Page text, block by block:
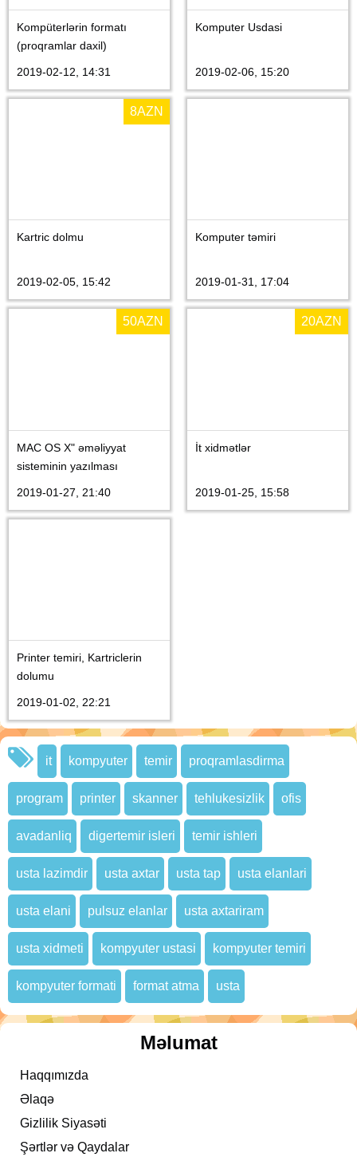
Kompüterlərin formatı
(proqramlar daxil)
2019-02-12, 14:31
Komputer Usdasi
2019-02-06, 15:20
8AZN
Kartric dolmu
2019-02-05, 15:42
Komputer təmiri
2019-01-31, 17:04
50AZN
MAC OS X" əməliyyat
sisteminin yazılması
2019-01-27, 21:40
20AZN
İt xidmətlər
2019-01-25, 15:58
Printer temiri, Kartriclerin
dolumu
2019-01-02, 22:21
it kompyuter temir proqramlasdirma
program printer skanner tehlukesizlik ofis
avadanliq digertemir isleri temir ishleri
usta lazimdir usta axtar usta tap usta elanlari
usta elani pulsuz elanlar usta axtariram
usta xidmeti kompyuter ustasi kompyuter temiri
kompyuter formati format atma usta
Məlumat
Haqqımızda
Əlaqə
Gizlilik Siyasəti
Şərtlər və Qaydalar